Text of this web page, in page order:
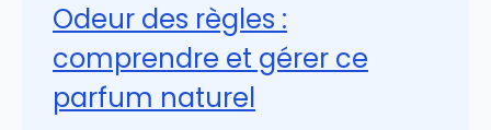
Odeur des règles :
comprendre et gérer ce
parfum naturel